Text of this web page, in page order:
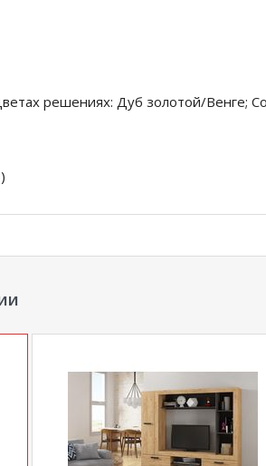
решениях: Дуб золотой/Венге;
(Штанга выдвижная) (ш*в*г)
о том, как купитьГостиная Оскар 4
100диванов.com действительны только
цен в розничных магазинах-салонах